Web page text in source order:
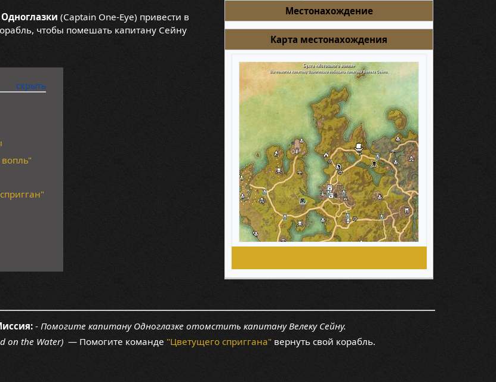
Местонахождение
Карта местонахождения
(Captain One-Eye) привести в
чтобы помешать капитану Сейну
- Помогите капитану Одноглазке отомстить капитану Велеку Сейну.
on the Water) — Помогите команде "Цветущего сприггана" вернуть свой корабль.